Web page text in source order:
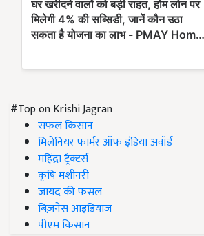
#Top on Krishi Jagran
सफल किसान
मिलेनियर फार्मर ऑफ इंडिया अवॉर्ड
महिंद्रा ट्रैक्टर्स
कृषि मशीनरी
जायद की फसल
बिज़नेस आइडियाज
पीएम किसान